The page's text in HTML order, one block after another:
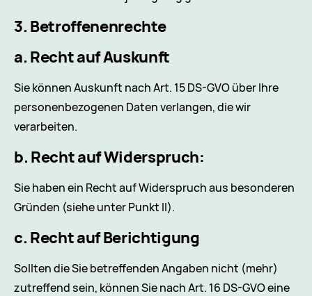
3. Betroffenenrechte
a. Recht auf Auskunft
Sie können Auskunft nach Art. 15 DS-GVO über Ihre
personenbezogenen Daten verlangen, die wir
verarbeiten.
b. Recht auf Widerspruch:
Sie haben ein Recht auf Widerspruch aus besonderen
Gründen (siehe unter Punkt II).
c. Recht auf Berichtigung
Sollten die Sie betreffenden Angaben nicht (mehr)
zutreffend sein, können Sie nach Art. 16 DS-GVO eine